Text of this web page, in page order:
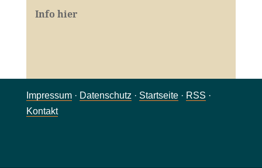
Info hier
Impressum· Datenschutz · Startseite· RSS ·
Kontakt